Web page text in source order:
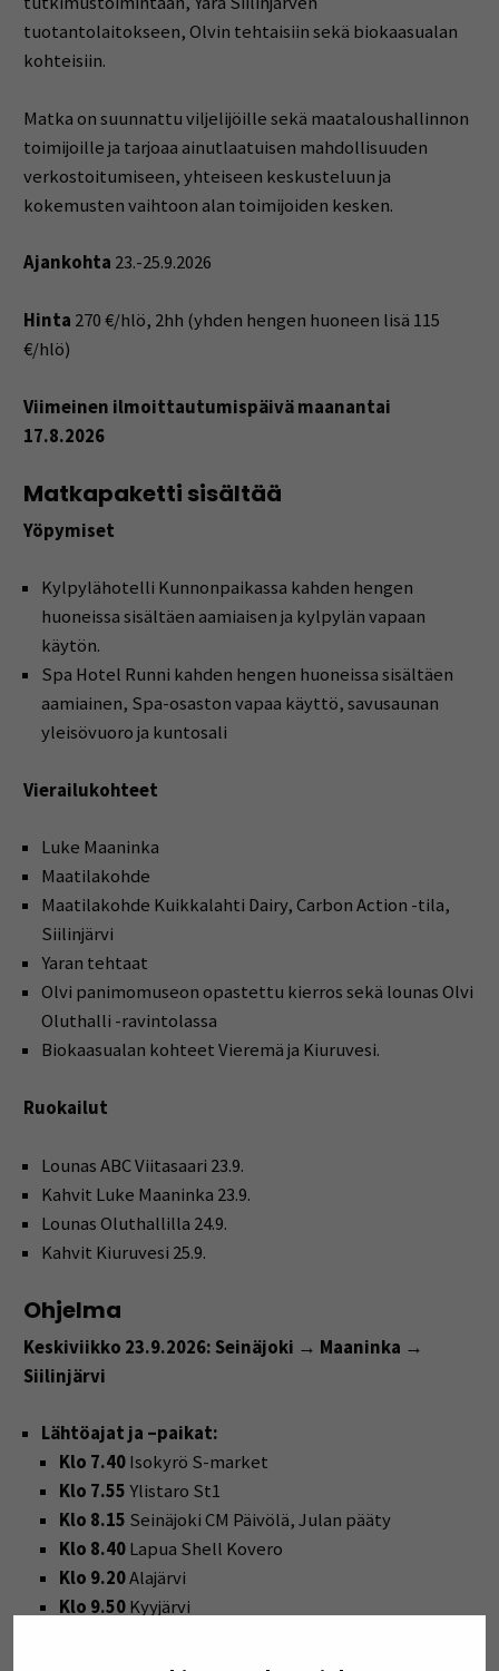
tuotantolaitokseen, Olvin tehtaisiin sekä biokaasualan
kohteisiin.
Matka on suunnattu viljelijöille sekä maataloushallinnon
toimijoille ja tarjoaa ainutlaatuisen mahdollisuuden
verkostoitumiseen, yhteiseen keskusteluun ja
kokemusten vaihtoon alan toimijoiden kesken.
Ajankohta 23.-25.9.2026
Hinta 270 €/hlö, 2hh (yhden hengen huoneen lisä 115
€/hlö)
Viimeinen ilmoittautumispäivä maanantai
17.8.2026
Matkapaketti sisältää
Yöpymiset
Kylpylähotelli Kunnonpaikassa kahden hengen
huoneissa sisältäen aamiaisen ja kylpylän vapaan
käytön.
Spa Hotel Runni kahden hengen huoneissa sisältäen
aamiainen, Spa-osaston vapaa käyttö, savusaunan
yleisövuoro ja kuntosali
Vierailukohteet
Luke Maaninka
Maatilakohde
Maatilakohde Kuikkalahti Dairy, Carbon Action -tila,
Siilinjärvi
Yaran tehtaat
Olvi panimomuseon opastettu kierros sekä lounas Olvi
Oluthalli -ravintolassa
Biokaasualan kohteet Vieremä ja Kiuruvesi.
Ruokailut
Lounas ABC Viitasaari 23.9.
Kahvit Luke Maaninka 23.9.
Lounas Oluthallilla 24.9.
Kahvit Kiuruvesi 25.9.
Ohjelma
Keskiviikko 23.9.2026: Seinäjoki → Maaninka →
Siilinjärvi
Lähtöajat ja –paikat:
Klo 7.40Isokyrö S-market
Klo 7.55Ylistaro St1
Klo 8.15 Seinäjoki CM Päivölä, Julan pääty
Klo 8.40Lapua Shell Kovero
Klo 9.20Alajärvi
Klo 9.50Kyyjärvi
Klo 10.45–11.45Lounas Viitasaarella (sisältyy hintaan)